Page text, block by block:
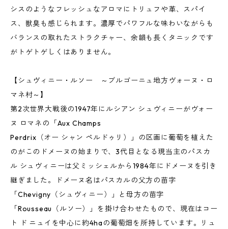
シスのようなフレッシュなアロマにトリュフや革、スパイ
ス、獣臭も感じられます。濃厚でパワフルな味わいながらも
バランスの取れたストラクチャー、余韻も長くタニックです
がトゲトゲしくはありません。
【シュヴィニー・ルソー ～ブルゴーニュ地方ヴォーヌ・ロ
マネ村～】
第2次世界大戦後の1947年にルシアン シュヴィニーがヴォー
ヌ ロマネの「Aux Champs
Perdrix（オー シャン ペルドゥリ）」の区画に葡萄を植えた
のがこのドメーヌの始まりで、3代目となる現当主のパスカ
ル シュヴィニーは父ミッシェルから1984年にドメーヌを引き
継ぎました。ドメーヌ名はパスカルの父方の苗字
「Chevigny（シュヴィニー）」と母方の苗字
「Rousseau（ルソー）」を掛け合わせたもので、現在はコー
ト ド ニュイを中心に約4haの葡萄畑を所持しています。リュ